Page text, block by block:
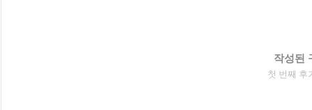
작성된
첫 번째 후